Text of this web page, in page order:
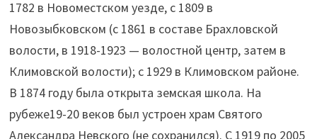
1782 в Новоместском уезде, с 1809 в
Новозыбковском (с 1861 в составе Брахловской
волости, в 1918-1923 — волостной центр, затем в
Климовской волости); с 1929 в Климовском районе.
В 1874 году была открыта земская школа. На
рубеже19-20 веков был устроен храм Святого
Александра Невского (не сохранился). С 1919 по 2005